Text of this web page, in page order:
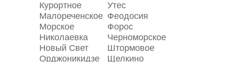
Курортное
Малореченское
Морское
Николаевка
Новый Свет
Орджоникидзе
Утес
Феодосия
Форос
Черноморское
Штормовое
Щелкино